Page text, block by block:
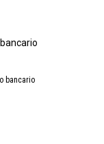
bancario